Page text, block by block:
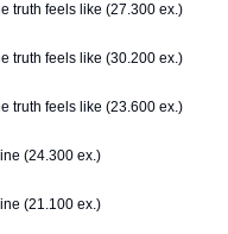
truth feels like (27.300 ex.)
truth feels like (30.200 ex.)
truth feels like (23.600 ex.)
(24.300 ex.)
(21.100 ex.)